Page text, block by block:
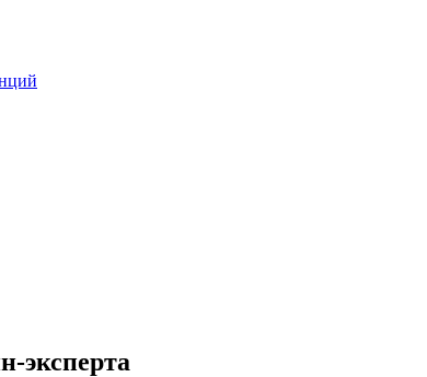
эксперта